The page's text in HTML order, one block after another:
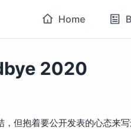
Home
2020
但抱着要公开发表的心态来